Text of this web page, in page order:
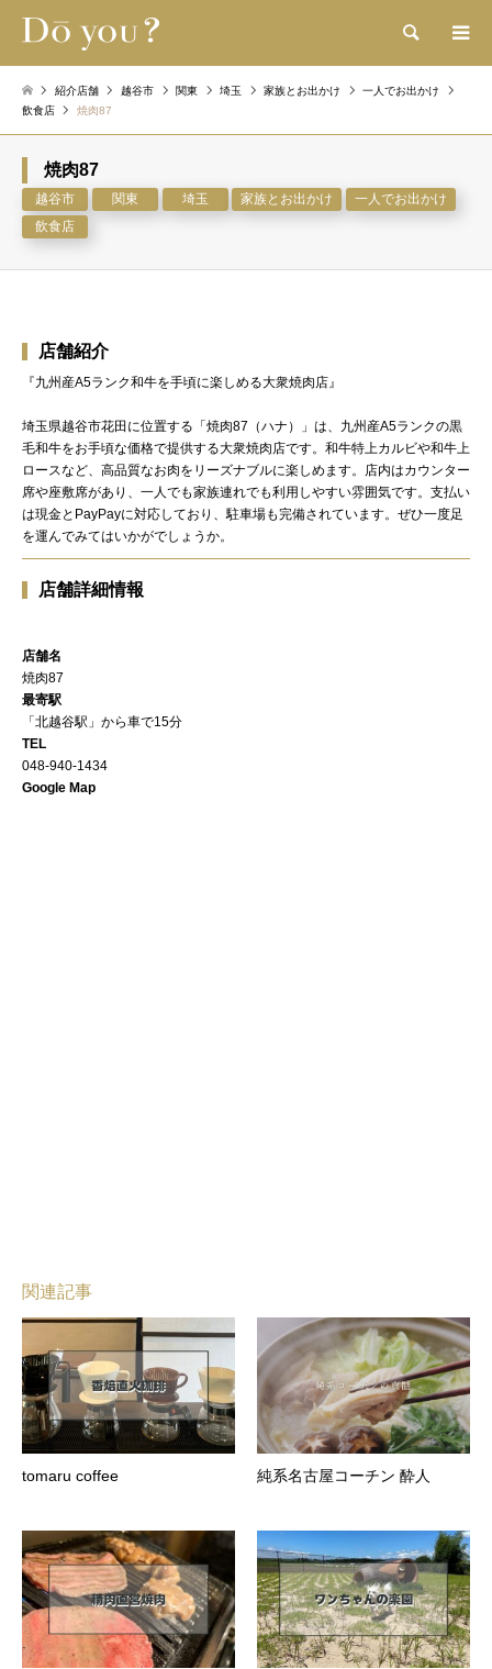
検索
紹介店舗 越谷市 関東 埼玉 家族とお出かけ
一人でお出かけ
飲食店
焼肉87
焼肉87
越谷市 関東 埼玉 家族とお出かけ
一人でお出かけ
飲食店
店舗紹介
『九州産A5ランク和牛を手頃に楽しめる大衆焼肉店』
埼玉県越谷市花田に位置する「焼肉87（ハナ）」は、九州産A5ランクの黒
毛和牛をお手頃な価格で提供する大衆焼肉店です。和牛特上カルビや和牛上
ロースなど、高品質なお肉をリーズナブルに楽しめます。店内はカウンター
席や座敷席があり、一人でも家族連れでも利用しやすい雰囲気です。支払い
は現金とPayPayに対応しており、駐車場も完備されています。ぜひ一度足
を運んでみてはいかがでしょうか。
店舗詳細情報
店舗名
焼肉87
最寄駅
「北越谷駅」から車で15分
TEL
048-940-1434
Google Map
関連記事
tomaru coffee 純系名古屋コーチン 酔人